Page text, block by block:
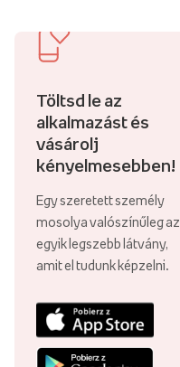
Töltsd le az
alkalmazást és
vásárolj
kényelmesebben!
Egy szeretett személy
mosolya valószínűleg az
egyik legszebb látvány,
amit el tudunk képzelni.